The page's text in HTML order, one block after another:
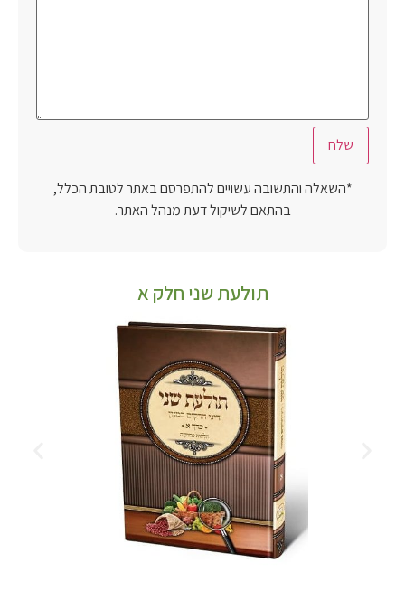
*השאלה והתשובה עשויים להתפרסם באתר לטובת הכלל,
בהתאם לשיקול דעת מנהל האתר.
תולעת שני חלק א